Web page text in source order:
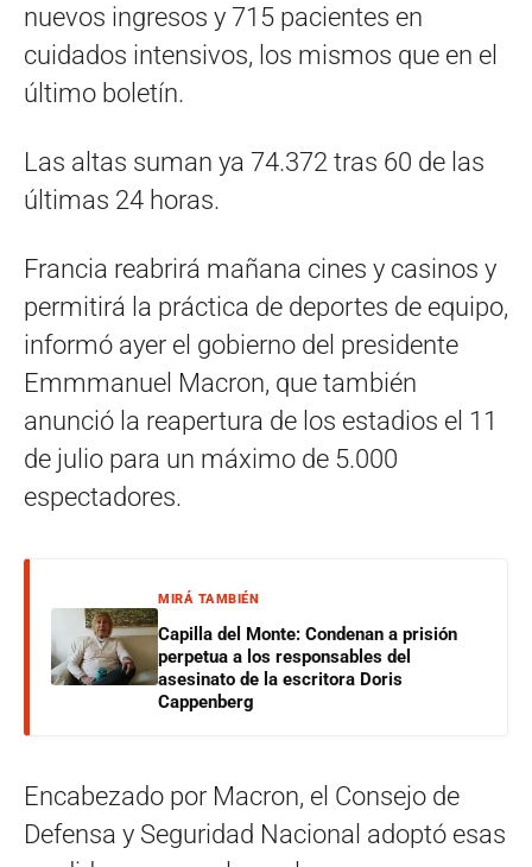
nuevos ingresos y 715 pacientes en
cuidados intensivos, los mismos que en el
último boletín.
Las altas suman ya 74.372 tras 60 de las
últimas 24 horas.
Francia reabrirá mañana cines y casinos y
permitirá la práctica de deportes de equipo,
informó ayer el gobierno del presidente
Emmmanuel Macron, que también
anunció la reapertura de los estadios el 11
de julio para un máximo de 5.000
espectadores.
MIRÁ TAMBIÉN
Capilla del Monte: Condenan a prisión
perpetua a los responsables del
asesinato de la escritora Doris
Cappenberg
Encabezado por Macron, el Consejo de
Defensa y Seguridad Nacional adoptó esas